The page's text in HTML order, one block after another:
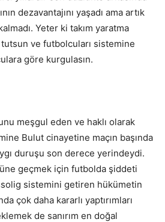
dezavantajını yaşadı ama artık
Yeter ki takım yaratma
ve futbolcuları sistemine
göre kurgulasın.
meşgul eden ve haklı olarak
Bulut cinayetine maçın başında
duruşu son derece yerindeydi.
geçmek için futbolda şiddeti
sistemini getiren hükümetin
çok daha kararlı yaptırımları
de sanırım en doğal